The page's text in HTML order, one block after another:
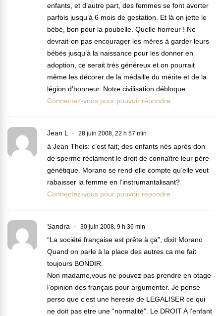
enfants, et d’autre part, des femmes se font avorter
parfois jusqu’à 6 mois de gestation. Et là on jette le
bébé, bon pour la poubelle. Quelle horreur ! Ne
devrait-on pas encourager les mères à garder leurs
bébés jusqu’à la naissance pour les donner en
adoption, ce serait très généreux et on pourrait
même les décorer de la médaille du mérite et de la
légion d’honneur. Notre civilisation débloque.
Connectez-vous pour pouvoir répondre
Jean L 28 juin 2008, 22 h 57 min
à Jean Theis: c’est fait; des enfants nés après don
de sperme réclament le droit de connaître leur pére
génétique. Morano se rend-elle compte qu’elle veut
rabaisser la femme en l’instrumantalisant?
Connectez-vous pour pouvoir répondre
Sandra 30 juin 2008, 9 h 36 min
“La société française est prête à ça”, dixit Morano
Quand on parle à la place des autres ca me fait
toujours BONDIR.
Non madame,vous ne pouvez pas prendre en otage
l’opinion des français pour argumenter. Je pense
perso que c’est une heresie de LEGALISER ce qui
ne doit pas etre une “normalité”. Le DROIT A l’enfant